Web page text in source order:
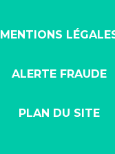
MENTIONS
ALERTE FRAUDE
PLAN DU SITE